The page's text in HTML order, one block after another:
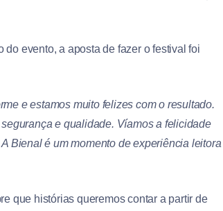
evento, a aposta de fazer o festival foi
e estamos muito felizes com o resultado.
e qualidade. Víamos a felicidade
Bienal é um momento de experiência leitora
que histórias queremos contar a partir de